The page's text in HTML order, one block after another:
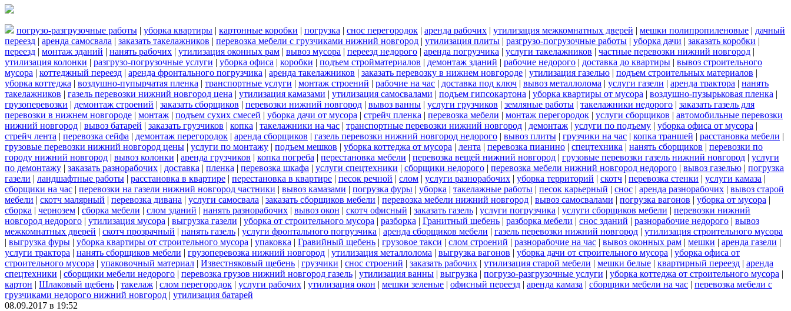
погрузо-разгрузочные работы | уборка квартиры | картонные коробки | погрузка | снос перегородок | аренда рабочих | утилизация межкомнатных дверей | мешки полипропиленовые | дачный
переезд | аренда самосвала | заказать такелажников | перевозка мебели с грузчиками нижний новгород | утилизация плиты | разгрузо-погрузочные работы | уборка дачи | заказать коробки |
переезд | монтаж зданий | нанять рабочих | утилизация оконных рам | вывоз мусора | переезд недорого | аренда погрузчика | услуги такелажников | частные перевозки нижний новгород |
утилизация колонки | разгрузо-погрузочные услуги | уборка офиса | коробки | подъем стройматериалов | демонтаж зданий | рабочие недорого | доставка до квартиры | вывоз строительного
мусора | коттеджный переезд | аренда фронтального погрузчика | аренда такелажников | заказать перевозку в нижнем новгороде | утилизация газелью | подъем строительных материалов |
уборка коттеджа | воздушно-пупырчатая пленка | транспортные услуги | монтаж строений | рабочие на час | доставка под ключ | вывоз металлолома | услуги газели | аренда трактора | нанять
такелажников | газель перевозки нижний новгород цена | утилизация камазами | утилизация самосвалами | подъем гипсокартона | уборка квартиры от мусора | воздушно-пузырьковая пленка |
грузоперевозки | демонтаж строений | заказать сборщиков | перевозки нижний новгород | вывоз ванны | услуги грузчиков | земляные работы | такелажники недорого | заказать газель для
перевозки в нижнем новгороде | монтаж | подъем сухих смесей | уборка дачи от мусора | стрейч пленка | перевозка мебели | монтаж перегородок | услуги сборщиков | автомобильные перевозки
нижний новгород | вывоз батарей | заказать грузчиков | копка | такелажники на час | транспортные перевозки нижний новгород | демонтаж | услуги по подъему | уборка офиса от мусора |
стрейч лента | перевозка сейфа | демонтаж перегородок | аренда сборщиков | газель перевозки нижний новгород недорого | вывоз плиты | грузчики на час | копка траншей | расстановка мебели |
грузовые перевозки нижний новгород цены | услуги по монтажу | подъем мешков | уборка коттеджа от мусора | лента | перевозка пианино | спецтехника | нанять сборщиков | перевозки по
городу нижний новгород | вывоз колонки | аренда грузчиков | копка погреба | перестановка мебели | перевозка вещей нижний новгород | грузовые перевозки газель нижний новгород | услуги
по демонтажу | заказать разнорабочих | доставка | пленка | перевозка шкафа | услуги спецтехники | сборщики недорого | перевозка мебели нижний новгород недорого | вывоз газелью | погрузка
газели | ландшафтные работы | расстановка в квартире | перестановка в квартире | песок речной | слом | услуги разнорабочих | уборка территорий | скотч | перевозка стенки | услуги камаза |
сборщики на час | перевозки на газели нижний новгород частники | вывоз камазами | погрузка фуры | уборка | такелажные работы | песок карьерный | снос | аренда разнорабочих | вывоз старой
мебели | скотч малярный | перевозка дивана | услуги самосвала | заказать сборщиков мебели | перевозка мебели нижний новгород | вывоз самосвалами | погрузка вагонов | уборка от мусора |
сборка | чернозем | сборка мебели | слом зданий | нанять разнорабочих | вывоз окон | скотч офисный | заказать газель | услуги погрузчика | услуги сборщиков мебели | перевозки нижний
новгород недорого | утилизация мусора | выгрузка газели | уборка от строительного мусора | разборка | Гранитный щебень | разборка мебели | снос зданий | разнорабочие недорого | вывоз
межкомнатных дверей | скотч прозрачный | нанять газель | услуги фронтального погрузчика | аренда сборщиков мебели | газель перевозки нижний новгород | утилизация строительного мусора
| выгрузка фуры | уборка квартиры от строительного мусора | упаковка | Гравийный щебень | грузовое такси | слом строений | разнорабочие на час | вывоз оконных рам | мешки | аренда газели |
услуги трактора | нанять сборщиков мебели | грузоперевозка нижний новгород | утилизация металлолома | выгрузка вагонов | уборка дачи от строительного мусора | уборка офиса от
строительного мусора | упаковочный материал | Известняковый щебень | грузчики | снос строений | заказать рабочих | утилизация старой мебели | мешки белые | квартирный переезд | аренда
спецтехники | сборщики мебели недорого | перевозка грузов нижний новгород газель | утилизация ванны | выгрузка | погрузо-разгрузочные услуги | уборка коттеджа от строительного мусора |
картон | Шлаковый щебень | такелаж | слом перегородок | услуги рабочих | утилизация окон | мешки зеленые | офисный переезд | аренда камаза | сборщики мебели на час | перевозка мебели с
грузчиками недорого нижний новгород | утилизация батарей
08.09.2017 в 19:52